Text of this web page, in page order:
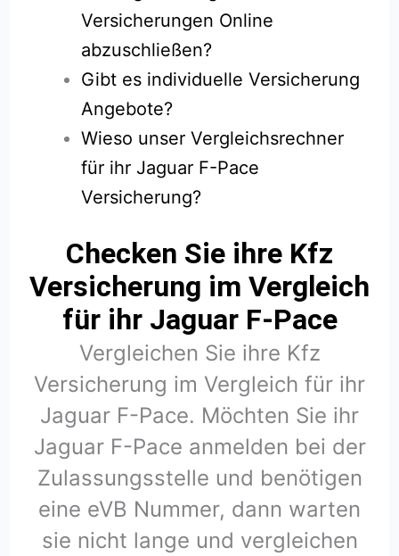
Versicherungen Online
abzuschließen?
Gibt es individuelle Versicherung
Angebote?
Wieso unser Vergleichsrechner
für ihr Jaguar F-Pace
Versicherung?
Checken Sie ihre Kfz
Versicherung im Vergleich
für ihr Jaguar F-Pace
Vergleichen Sie ihre Kfz
Versicherung im Vergleich für ihr
Jaguar F-Pace. Möchten Sie ihr
Jaguar F-Pace anmelden bei der
Zulassungsstelle und benötigen
eine eVB Nummer, dann warten
sie nicht lange und vergleichen